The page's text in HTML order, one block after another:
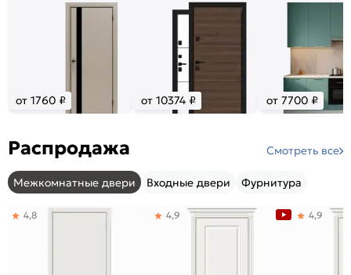
от 1760 ₽ от 10374 ₽ от 7700 ₽
Распродажа Смотреть все
Межкомнатные двери Входные двери Фурнитура
4,8 4,9 4,9